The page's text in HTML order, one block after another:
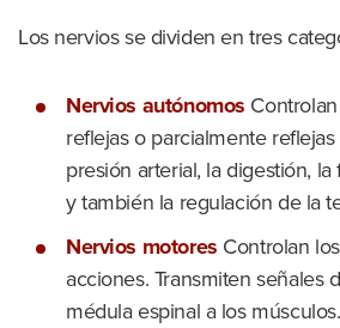
Los nervios se dividen en tres
Nervios autónomos
reflejas o parcialmente
presión arterial, la digestión,
y también la regulación de la
Nervios motores Controlan
acciones. Transmiten señales
médula espinal a los músculos.